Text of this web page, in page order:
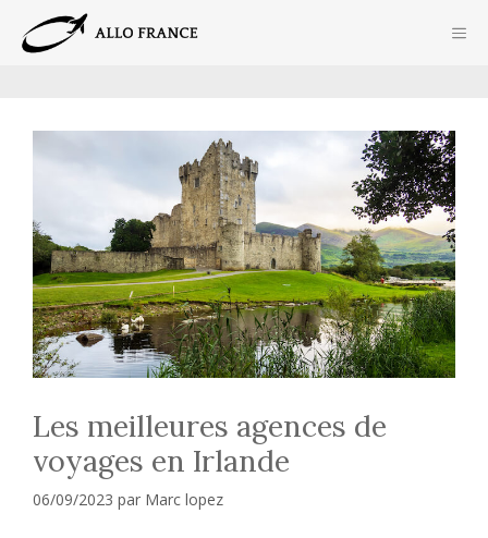
contenu
Les meilleures agences de
voyages en Irlande
06/09/2023 par Marc lopez